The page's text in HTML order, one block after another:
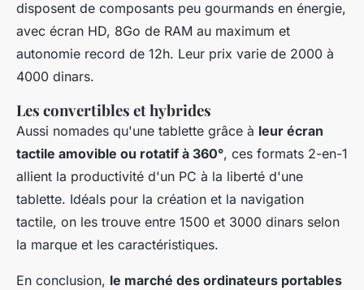
disposent de composants peu gourmands en énergie,
avec écran HD, 8Go de RAM au maximum et
autonomie record de 12h. Leur prix varie de 2000 à
4000 dinars.
Les convertibles et hybrides
Aussi nomades qu'une tablette grâce à leur écran
tactile amovible ou rotatif à 360°, ces formats 2-en-1
allient la productivité d'un PC à la liberté d'une
tablette. Idéals pour la création et la navigation
tactile, on les trouve entre 1500 et 3000 dinars selon
la marque et les caractéristiques.
En conclusion, le marché des ordinateurs portables